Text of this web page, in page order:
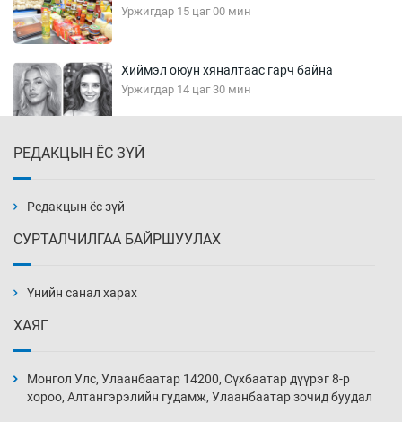
Уржигдар 15 цаг 00 мин
Хиймэл оюун хяналтаас гарч байна
Уржигдар 14 цаг 30 мин
Уржигдар 14 цаг 00 мин
нэмэгджээ
Уржигдар 13 цаг 30 мин
РЕДАКЦЫН ЁС ЗҮЙ
Редакцын ёс зүй
СУРТАЛЧИЛГАА БАЙРШУУЛАХ
Үнийн санал харах
ХАЯГ
Монгол Улс, Улаанбаатар 14200, Сүхбаатар дүүрэг 8-р
хороо, Алтангэрэлийн гудамж, Улаанбаатар зочид буудал